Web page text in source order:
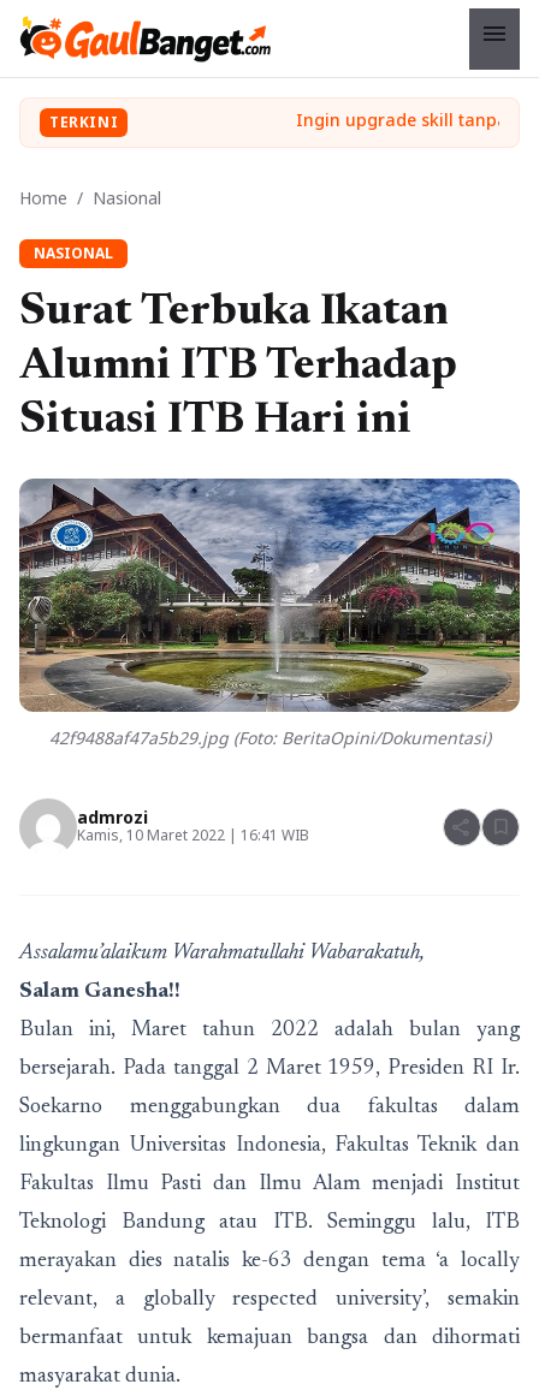
menu
TERKINI
Home / Nasional
NASIONAL
Surat Terbuka Ikatan
Alumni ITB Terhadap
Situasi ITB Hari ini
42f9488af47a5b29.jpg (Foto: BeritaOpini/Dokumentasi)
admrozi
Kamis, 10 Maret 2022 | 16:41 WIB share bookmark
Assalamu’alaikum Warahmatullahi Wabarakatuh,
Salam Ganesha!!
Bulan ini, Maret tahun 2022 adalah bulan yang
bersejarah. Pada tanggal 2 Maret 1959, Presiden RI Ir.
Soekarno menggabungkan dua fakultas dalam
lingkungan Universitas Indonesia, Fakultas Teknik dan
Fakultas Ilmu Pasti dan Ilmu Alam menjadi Institut
Teknologi Bandung atau ITB. Seminggu lalu, ITB
merayakan dies natalis ke-63 dengan tema ‘a locally
relevant, a globally respected university’, semakin
bermanfaat untuk kemajuan bangsa dan dihormati
masyarakat dunia.